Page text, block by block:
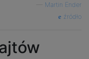
Martin Ender
źródło